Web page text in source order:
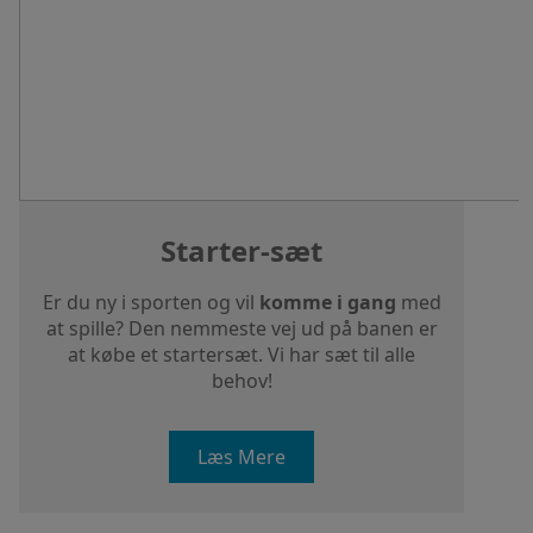
Starter-sæt
Er du ny i sporten og vil komme i gang med
at spille? Den nemmeste vej ud på banen er
at købe et startersæt. Vi har sæt til alle
behov!
Læs Mere